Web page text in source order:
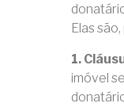
Elas
1.
imóvel